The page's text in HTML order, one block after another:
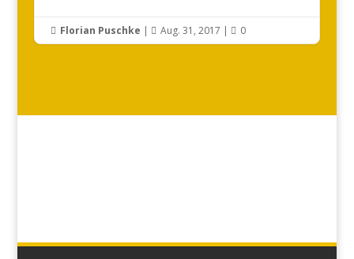
 Florian Puschke |  Aug. 31, 2017 |  0